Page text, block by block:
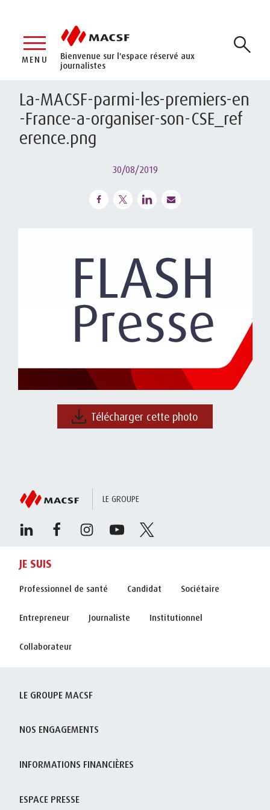
Bienvenue sur l'espace réservé aux
journalistes
MENU
La-MACSF-parmi-les-premiers-en
-France-a-organiser-son-CSE_ref
erence.png
30/08/2019
Télécharger cette photo
LE GROUPE
JE SUIS
Professionnel de santé Candidat Sociétaire
Entrepreneur Journaliste Institutionnel
Collaborateur
LE GROUPE MACSF
NOS ENGAGEMENTS
INFORMATIONS FINANCIÈRES
ESPACE PRESSE